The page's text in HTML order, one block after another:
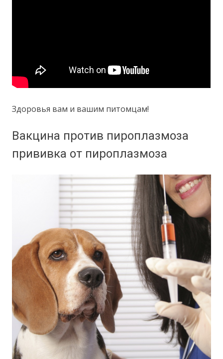
Здоровья вам и вашим питомцам!
Вакцина против пироплазмоза
прививка от пироплазмоза